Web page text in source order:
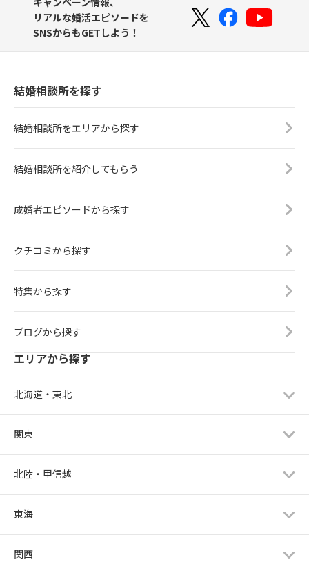
リアルな婚活エピソードを
SNSからもGETしよう！
結婚相談所を探す
結婚相談所をエリアから探す
結婚相談所を紹介してもらう
成婚者エピソードから探す
クチコミから探す
特集から探す
ブログから探す
エリアから探す
北海道・東北
関東
北陸・甲信越
東海
関西